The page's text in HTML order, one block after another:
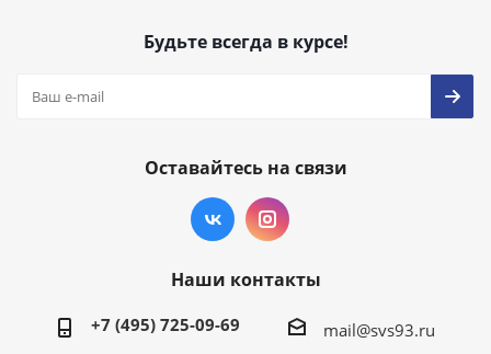
Будьте всегда в курсе!
Оставайтесь на связи
Наши контакты
+7 (495) 725-09-69 mail@svs93.ru